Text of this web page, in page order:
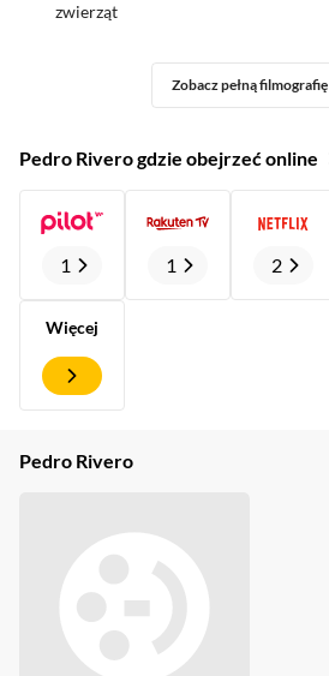
zwierząt
Zobacz pełną filmografię
Pedro Rivero gdzie obejrzeć online
1 1 2
Więcej
Pedro Rivero